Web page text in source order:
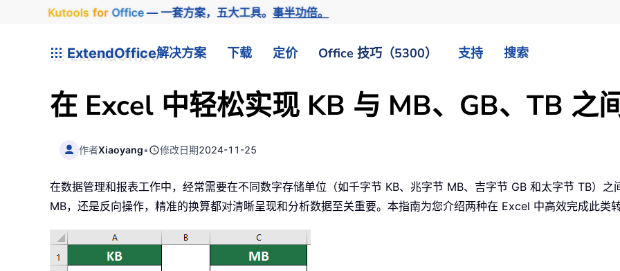
Kutools for Office— 一套方案，五大工具。事半功倍。
ExtendOffice解决方案 下载 定价 Office 技巧（5300） 支持 搜索
在 Excel 中轻松实现 KB 与 MB、GB、TB 之
作者Xiaoyang• 修改日期2024-11-25
在数据管理和报表工作中，经常需要在不同数字存储单位（如千字节 KB、兆字节 MB、吉字节 GB 和太字节 TB）
MB，还是反向操作，精准的换算都对清晰呈现和分析数据至关重要。本指南为您介绍两种在 Excel 中高效完成此类转